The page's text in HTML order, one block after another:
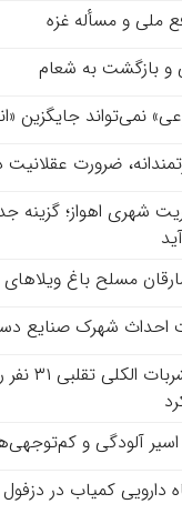
ملی و مسأله غزه
و بازگشت به شعام
نمی‌تواند جایگزین
ضرورت عقلانیت
شهری اهواز؛ گزینه
مسلح باغ‌
احداث شهرک صنایع
استفاده
اسیر آلودگی و
دارویی کمیاب در